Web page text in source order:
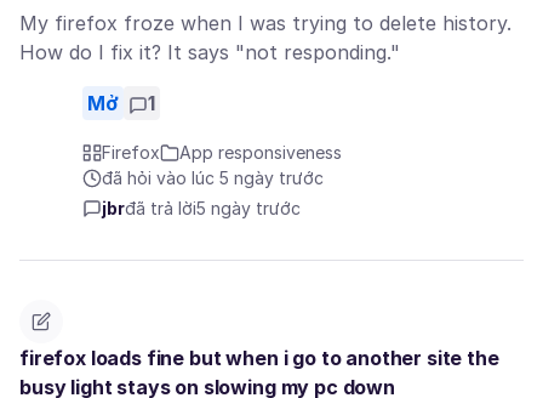
My firefox froze when I was trying to delete history.
How do I fix it? It says "not responding."
Mở 1
Firefox
App responsiveness
đã hỏi vào lúc 5 ngày trước
jbrđã trả lời5 ngày trước
firefox loads fine but when i go to another site the
busy light stays on slowing my pc down